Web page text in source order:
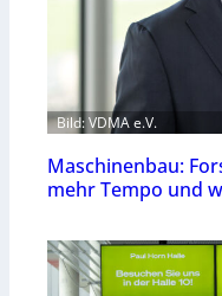
Bild: VDMA e.V.
Maschinenbau:
mehr Tempo und